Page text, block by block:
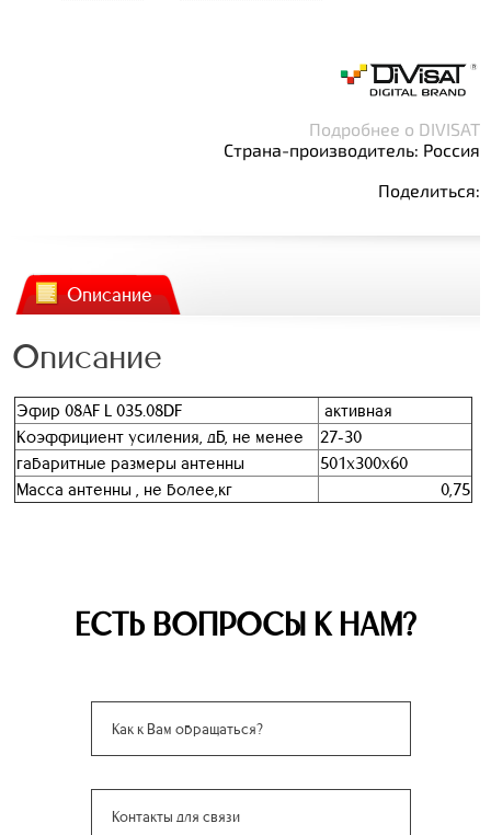
Подробнее о DIVISAT
Страна-производитель: Россия
Поделиться:
Описание
Описание
Эфир 08AF L 035.08DF
активная
Коэффициент усиления, дБ, не менее
27-30
габаритные размеры антенны
501х300х60
Масса антенны , не более,кг
0,75
ЕСТЬ ВОПРОСЫ К НАМ?